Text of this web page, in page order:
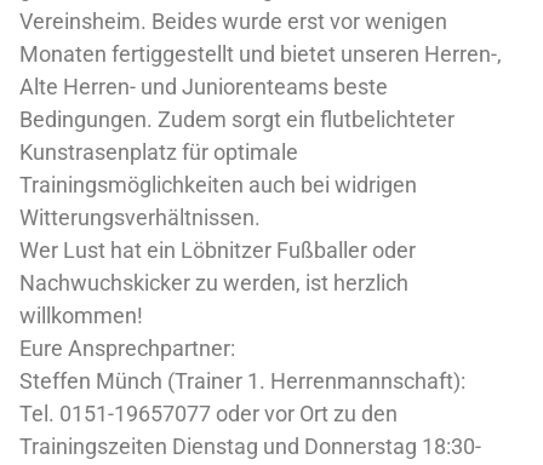
Vereinsheim. Beides wurde erst vor wenigen
Monaten fertiggestellt und bietet unseren Herren-,
Alte Herren- und Juniorenteams beste
Bedingungen. Zudem sorgt ein flutbelichteter
Kunstrasenplatz für optimale
Trainingsmöglichkeiten auch bei widrigen
Witterungsverhältnissen.
Wer Lust hat ein Löbnitzer Fußballer oder
Nachwuchskicker zu werden, ist herzlich
willkommen!
Eure Ansprechpartner:
Steffen Münch (Trainer 1. Herrenmannschaft):
Tel. 0151-19657077 oder vor Ort zu den
Trainingszeiten Dienstag und Donnerstag 18:30-